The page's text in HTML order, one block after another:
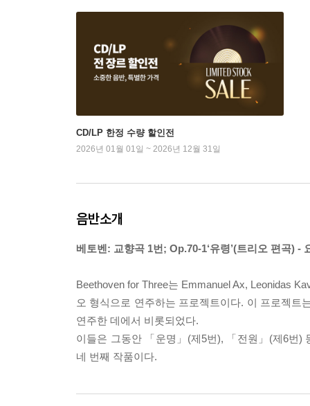
CD/LP 한정 수량 할인전
2026년 01월 01일 ~ 2026년 12월 31일
음반소개
베토벤: 교향곡 1번; Op.70-1‘유령’(트리오 편곡)
Beethoven for Three는 Emmanuel Ax, Leonidas
오 형식으로 연주하는 프로젝트이다. 이 프로젝트
연주한 데에서 비롯되었다.
이들은 그동안 「운명」(제5번), 「전원」(제6번)
네 번째 작품이다.